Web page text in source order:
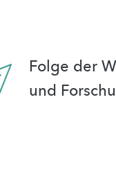
Folge der
und